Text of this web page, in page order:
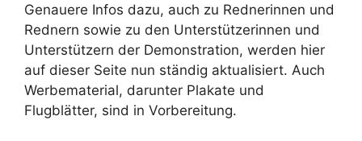
Genauere Infos dazu, auch zu Rednerinnen und
Rednern sowie zu den Unterstützerinnen und
Unterstützern der Demonstration, werden hier
auf dieser Seite nun ständig aktualisiert. Auch
Werbematerial, darunter Plakate und
Flugblätter, sind in Vorbereitung.